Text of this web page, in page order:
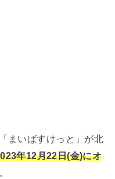
まいばすけっと」が北
年12月22日(金)にオ